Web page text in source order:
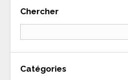
Chercher
Catégories